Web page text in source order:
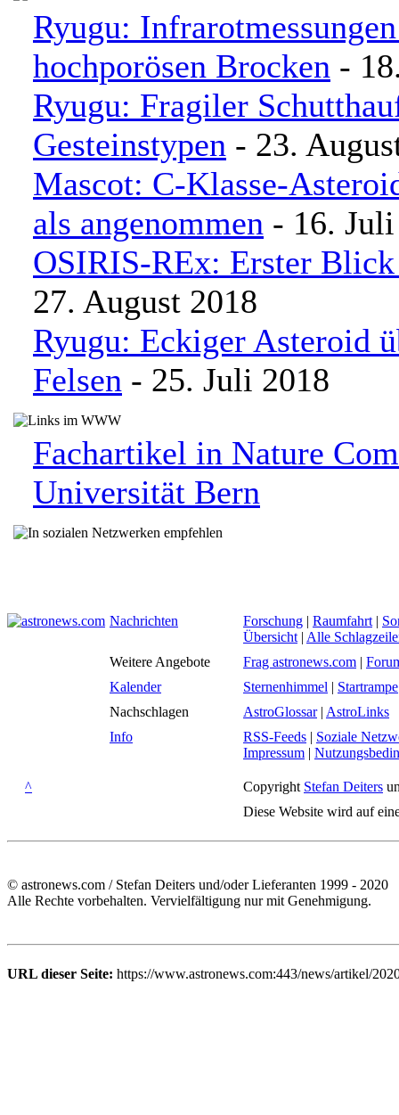
Ryugu:
hochporösen Brocken -
Ryugu: Fragiler
Gesteinstypen - 23.
Mascot: C-Klasse-
als angenommen - 16.
OSIRIS-REx: Erster
27. August 2018
Ryugu: Eckiger Asteroid
Felsen - 25. Juli 2018
Fachartikel in Nature
Universität Bern
Nachrichten Forschung | Raumfahrt |
Übersicht | Alle
Weitere Angebote
Frag astronews.com |
Kalender
Sternenhimmel | Startrampe
Nachschlagen
AstroGlossar| AstroLinks
Info
RSS-Feeds | Soziale
Impressum |
^ Copyright Stefan Deiters
Diese Website wird auf
© astronews.com / Stefan Deiters und/oder Lieferanten 1999 - 2020
Alle Rechte vorbehalten. Vervielfältigung nur mit Genehmigung.
URL dieser Seite: https://www.astronews.com:443/news/artikel/